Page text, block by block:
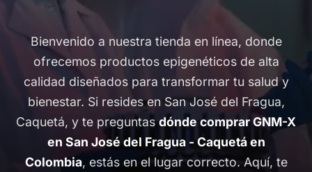
Bienvenido a nuestra tienda en línea, donde
ofrecemos productos epigenéticos de alta
calidad diseñados para transformar tu salud y
bienestar. Si resides en San José del Fragua,
Caquetá, y te preguntasdónde comprar GNM-X
en San José del Fragua - Caquetá en
Colombia, estás en el lugar correcto. Aquí, te